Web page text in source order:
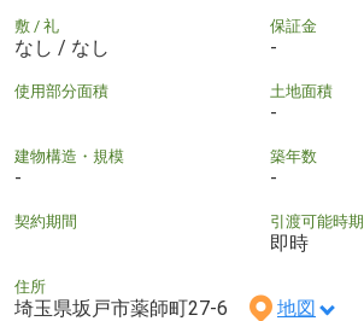
敷 / 礼
なし / なし
保証金
-
使用部分面積 土地面積
-
建物構造・規模
-
築年数
-
契約期間 引渡可能時期
即時
住所
埼玉県坂戸市薬師町27-6 地図